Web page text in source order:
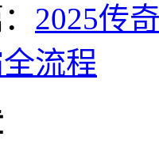
2025传
流程